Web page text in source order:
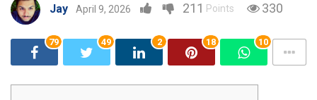
Jay April 9, 2026 211 Points 330
79 49 2 18 10